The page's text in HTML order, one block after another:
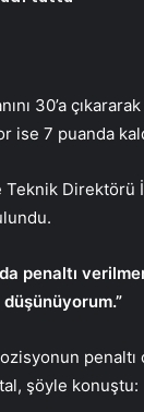
30’a
ise 7 puanda
Teknik Direktörü
penaltı
penaltı
şöyle konuştu: